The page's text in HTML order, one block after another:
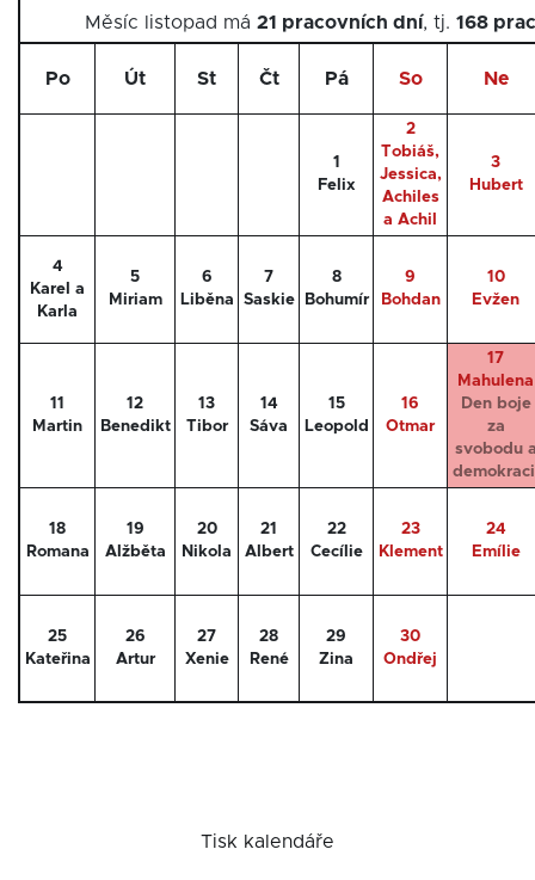
Měsíc listopad má 21 pracovních dní, tj. 168
Po Út St Čt Pá So Ne
1
Felix
2
Tobiáš,
Jessica,
Achiles
a Achil
3
Hubert
4
Karel a
Karla
5
Miriam
6
Liběna
7
Saskie
8
Bohumír
9
Bohdan
10
Evžen
11
Martin
12
Benedikt
13
Tibor
14
Sáva
15
Leopold
16
Otmar
17
Mahulena
Den boje
za
svobodu
18
Romana
19
Alžběta
20
Nikola
21
Albert
22
Cecílie
23
Klement
24
Emílie
25
Kateřina
26
Artur
27
Xenie
28
René
29
Zina
30
Ondřej
Tisk kalendáře